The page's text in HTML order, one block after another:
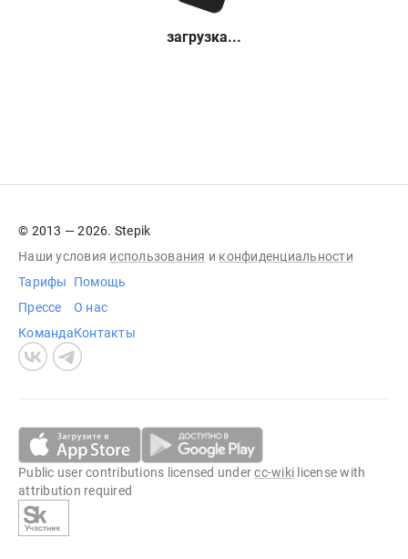
загрузка...
© 2013 — 2026. Stepik
Наши условия использования и конфиденциальности
Тарифы
Прессе
Команда
Помощь
О нас
Контакты
Public user contributions licensed undercc-wiki license with
attribution required